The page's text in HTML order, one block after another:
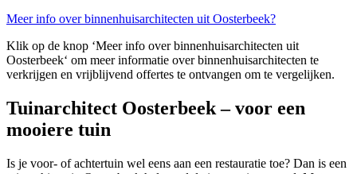
Meer info over binnenhuisarchitecten uit Oosterbeek?
Klik op de knop ‘Meer info over binnenhuisarchitecten uit
Oosterbeek‘ om meer informatie over binnenhuisarchitecten te
verkrijgen en vrijblijvend offertes te ontvangen om te vergelijken.
Tuinarchitect Oosterbeek – voor een
mooiere tuin
Is je voor- of achtertuin wel eens aan een restauratie toe? Dan is een